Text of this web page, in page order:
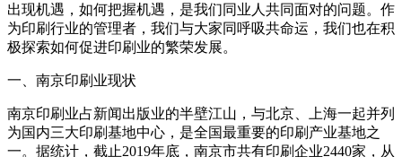
出现机遇，如何把握机遇，是我们同业人共同面对的问题。作
为印刷行业的管理者，我们与大家同呼吸共命运，我们也在积
极探索如何促进印刷业的繁荣发展。
一、南京印刷业现状
南京印刷业占新闻出版业的半壁江山，与北京、上海一起并列
为国内三大印刷基地中心，是全国最重要的印刷产业基地之
一。据统计，截止2019年底，南京市共有印刷企业2440家，从